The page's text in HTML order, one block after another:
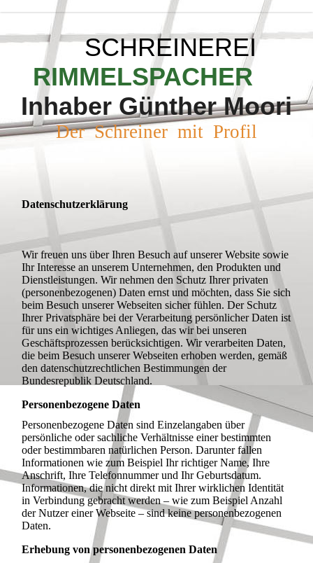
SCHREINEREI
RIMMELSPACHER
Inhaber Günther Moori
Der Schreiner mit Profil
Datenschutzerklärung
Wir freuen uns über Ihren Besuch auf unserer Website sowie
Ihr Interesse an unserem Unternehmen, den Produkten und
Dienstleistungen. Wir nehmen den Schutz Ihrer privaten
(personenbezogenen) Daten ernst und möchten, dass Sie sich
beim Besuch unserer Webseiten sicher fühlen. Der Schutz
Ihrer Privatsphäre bei der Verarbeitung persönlicher Daten ist
für uns ein wichtiges Anliegen, das wir bei unseren
Geschäftsprozessen berücksichtigen. Wir verarbeiten Daten,
die beim Besuch unserer Webseiten erhoben werden, gemäß
den datenschutzrechtlichen Bestimmungen der
Bundesrepublik Deutschland.
Personenbezogene Daten
Personenbezogene Daten sind Einzelangaben über
persönliche oder sachliche Verhältnisse einer bestimmten
oder bestimmbaren natürlichen Person. Darunter fallen
Informationen wie zum Beispiel Ihr richtiger Name, Ihre
Anschrift, Ihre Telefonnummer und Ihr Geburtsdatum.
Informationen, die nicht direkt mit Ihrer wirklichen Identität
in Verbindung gebracht werden – wie zum Beispiel Anzahl
der Nutzer einer Webseite – sind keine personenbezogenen
Daten.
Erhebung von personenbezogenen Daten